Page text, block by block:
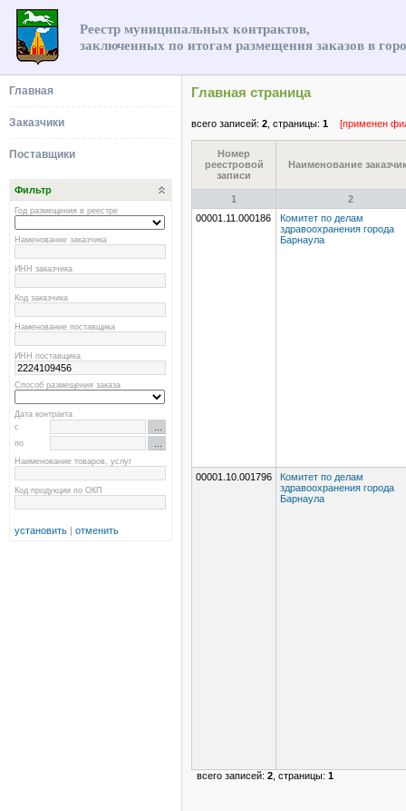
Реестр муниципальных контрактов,
заключенных по итогам размещения заказов в
Главная
Заказчики
Поставщики
Фильтр
Год размещения в реестре
Наменование заказчика
ИНН заказчика
Код заказчика
Наменование поставщика
ИНН поставщика
Способ размещения заказа
Дата контракта
с
по
Наименование товаров, услуг
Код продукции по ОКП
установить | отменить
Главная страница
всего записей: 2 , страницы: 1 [применен
Номер
реестровой
записи
Наименование
1
2
00001.11.000186
Комитет по делам
здравоохранения города
Барнаула
00001.10.001796
Комитет по делам
здравоохранения города
Барнаула
всего записей: 2 , страницы: 1